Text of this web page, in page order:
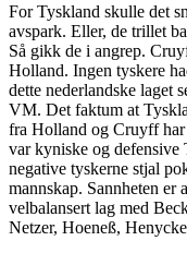
For Tyskland skulle det
avspark. Eller, de trillet
Så gikk de i angrep.
Holland. Ingen tyskere
dette nederlandske laget
VM. Det faktum at
fra Holland og Cruyff
var kyniske og
negative tyskerne stjal
mannskap. Sannheten
velbalansert lag med
Netzer, Hoeneß,